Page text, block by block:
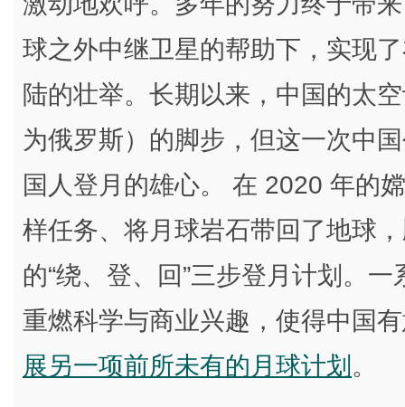
球之外中继卫星的帮助下，实现
陆的壮举。长期以来，中国的太
为俄罗斯）的脚步，但这一次中
国人登月的雄心。 在 2020 年的
样任务、将月球岩石带回了地球
的“绕、登、回”三步登月计划。
重燃科学与商业兴趣，使得中国
展另一项前所未有的月球计划 。